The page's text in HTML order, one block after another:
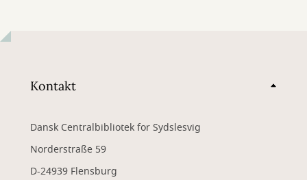
Kontakt
Dansk Centralbibliotek for Sydslesvig
Norderstraße 59
D-24939 Flensburg